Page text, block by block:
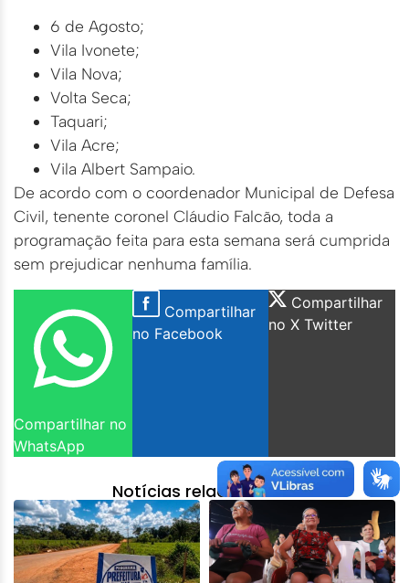
6 de Agosto;
Vila Ivonete;
Vila Nova;
Volta Seca;
Taquari;
Vila Acre;
Vila Albert Sampaio.
De acordo com o coordenador Municipal de Defesa
Civil, tenente coronel Cláudio Falcão, toda a
programação feita para esta semana será cumprida
sem prejudicar nenhuma família.
Compartilhar no
WhatsApp
Compartilhar
no Facebook
Compartilhar
no X Twitter
Notícias relacionadas: